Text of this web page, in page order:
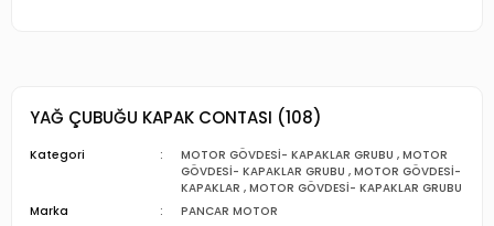
YAĞ ÇUBUĞU KAPAK CONTASI (108)
Kategori MOTOR GÖVDESİ- KAPAKLAR GRUBU ,MOTOR
GÖVDESİ- KAPAKLAR GRUBU ,MOTOR GÖVDESİ-
KAPAKLAR ,MOTOR GÖVDESİ- KAPAKLAR GRUBU
Marka
PANCAR MOTOR